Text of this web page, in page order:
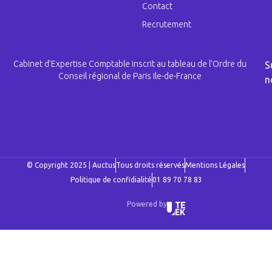
Contact
Recrutement
Cabinet d’Expertise Comptable inscrit au tableau de l’Ordre du
Conseil régional de Paris Ile-de-France
© Copyright 2025 | AuctusTous droits réservésMentions Légales
Politique de confidialité01 89 70 78 83
Powered by